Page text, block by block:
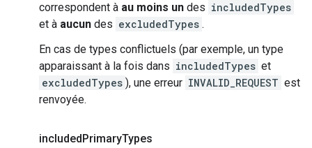
correspondent à au moins un des includedTypes
et à aucun des excludedTypes .
En cas de types conflictuels (par exemple, un type
apparaissant à la fois dans includedTypes et
excludedTypes ), une erreur INVALID_REQUEST est
renvoyée.
includedPrimaryTypes